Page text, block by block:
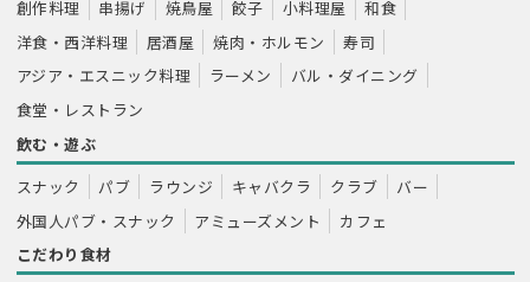
創作料理 串揚げ 焼鳥屋 餃子 小料理屋
和食
洋食・西洋料理
居酒屋 焼肉・ホルモン
寿司
アジア・エスニック料理
ラーメン
バル・ダイニング
食堂・レストラン
飲む・遊ぶ
スナック
パブ ラウンジ キャバクラ クラブ
バー
外国人パブ・スナック
アミューズメント
カフェ
こだわり食材